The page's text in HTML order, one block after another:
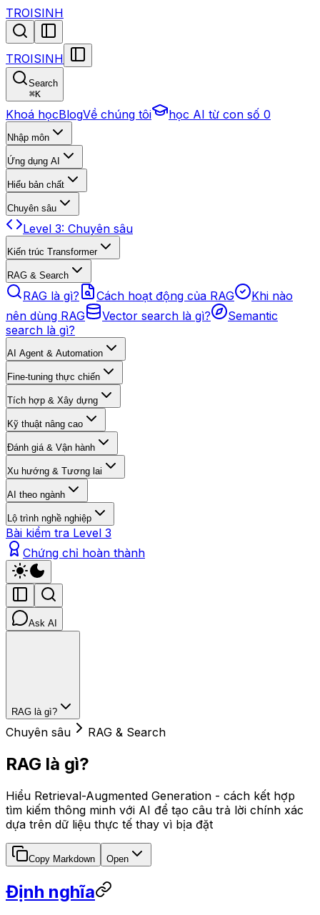
TROISINH
TROISINH
Search
⌘K
Khoá họcBlogVề chúng tôi học AI từ con số 0
Nhập môn
Ứng dụng AI
Hiểu bản chất
Chuyên sâu
Level 3: Chuyên sâu
Kiến trúc Transformer
RAG & Search
RAG là gì? Cách hoạt động của RAG
Khi nào
nên dùng RAG
Vector search là gì?
Semantic
search là gì?
AI Agent & Automation
Fine-tuning thực chiến
Tích hợp & Xây dựng
Kỹ thuật nâng cao
Đánh giá & Vận hành
Xu hướng & Tương lai
AI theo ngành
Lộ trình nghề nghiệp
Bài kiểm tra Level 3
Chứng chỉ hoàn thành
Ask AI
RAG là gì?
Chuyên sâu RAG & Search
RAG là gì?
Hiểu Retrieval-Augmented Generation - cách kết hợp
tìm kiếm thông minh với AI để tạo câu trả lời chính xác
dựa trên dữ liệu thực tế thay vì bịa đặt
Copy Markdown Open
Định nghĩa